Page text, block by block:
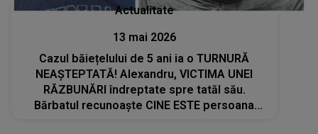
Actualitate
13 mai 2026
Cazul băiețelului de 5 ani ia o TURNURĂ
NEAȘTEPTATĂ! Alexandru, VICTIMA UNEI
RĂZBUNĂRI îndreptate spre tatăl său.
Bărbatul recunoaște CINE ESTE persoana